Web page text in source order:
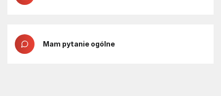
Mam pytanie ogólne